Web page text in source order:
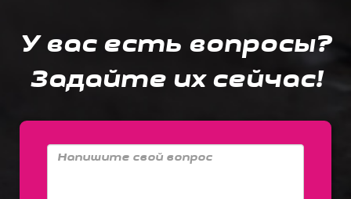
У вас есть вопросы?
Задайте их сейчас!